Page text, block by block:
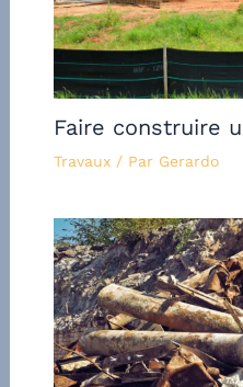
Faire construire
Travaux/ Par Gerardo